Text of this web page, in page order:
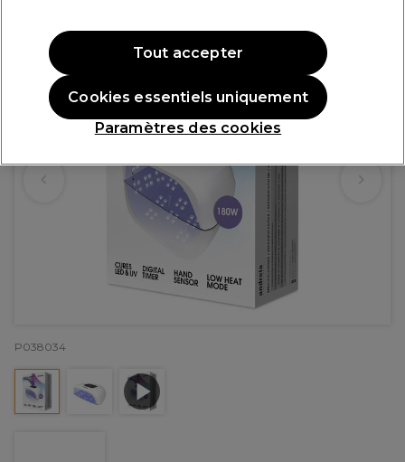
P038034
Paramètres des cookies
Cookies essentiels uniquement
Tout accepter